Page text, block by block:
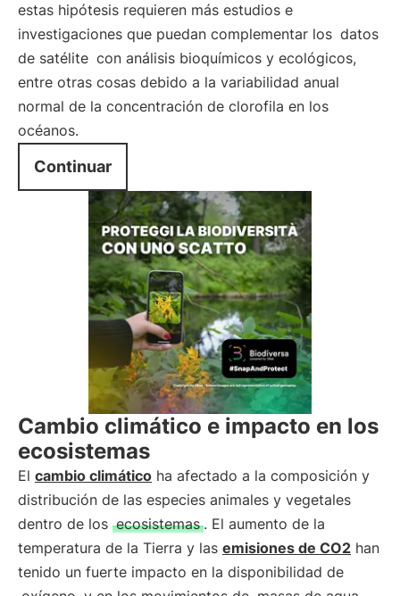
estas hipótesis requieren más estudios e
investigaciones que puedan complementar los datos
de satélite con análisis bioquímicos y ecológicos,
entre otras cosas debido a la variabilidad anual
normal de la concentración de clorofila en los
océanos.
Continuar
Cambio climático e impacto en los
ecosistemas
El cambio climático ha afectado a la composición y
distribución de las especies animales y vegetales
dentro de los ecosistemas . El aumento de la
temperatura de la Tierra y las emisiones de CO2 han
tenido un fuerte impacto en la disponibilidad de